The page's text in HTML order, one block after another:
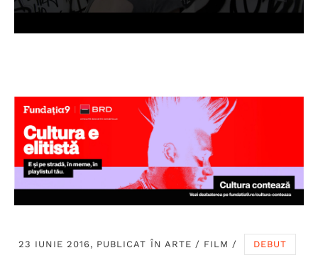
23 IUNIE 2016, PUBLICAT ÎN ARTE / FILM / DEBUT